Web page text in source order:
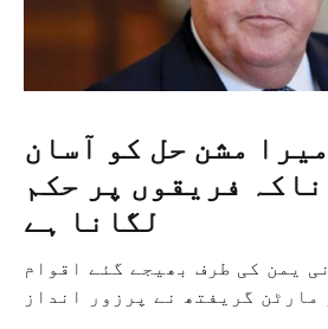
مشن حل کو آسان
فریقوں پر حکم
لگانا ہے
یمن کی طرف بھیجے گئے اقوام
مارٹن گریفتھ نے پرزور انداز